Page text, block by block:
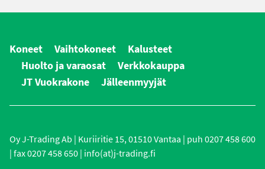
Koneet Vaihtokoneet
Kalusteet
Huolto ja varaosat
Verkkokauppa
JT Vuokrakone
Jälleenmyyjät
Oy J-Trading Ab | Kuriiritie 15, 01510 Vantaa | puh 0207 458 600
| fax 0207 458 650 | info(at)j-trading.fi